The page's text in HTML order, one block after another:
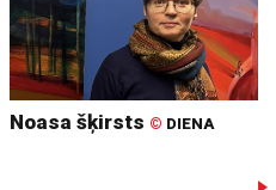
Noasa šķirsts © DIENA